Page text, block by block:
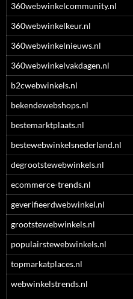
360webwinkelcommunity.nl
360webwinkelkeur.nl
360webwinkelnieuws.nl
360webwinkelvakdagen.nl
b2cwebwinkels.nl
bekendewebshops.nl
bestemarktplaats.nl
bestewebwinkelsnederland.nl
degrootstewebwinkels.nl
ecommerce-trends.nl
geverifieerdwebwinkel.nl
grootstewebwinkels.nl
populairstewebwinkels.nl
topmarkatplaces.nl
webwinkelstrends.nl